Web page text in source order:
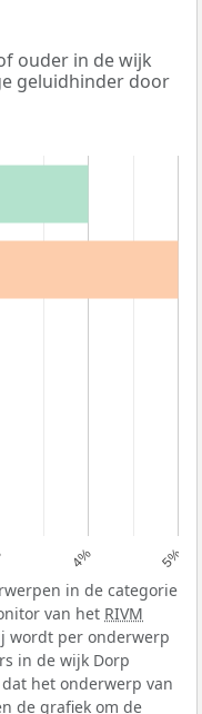
ouder in de wijk
geluidhinder door
4% 5%
in de categorie
van het RIVM
wordt per onderwerp
in de wijk Dorp
het onderwerp van
de grafiek om de